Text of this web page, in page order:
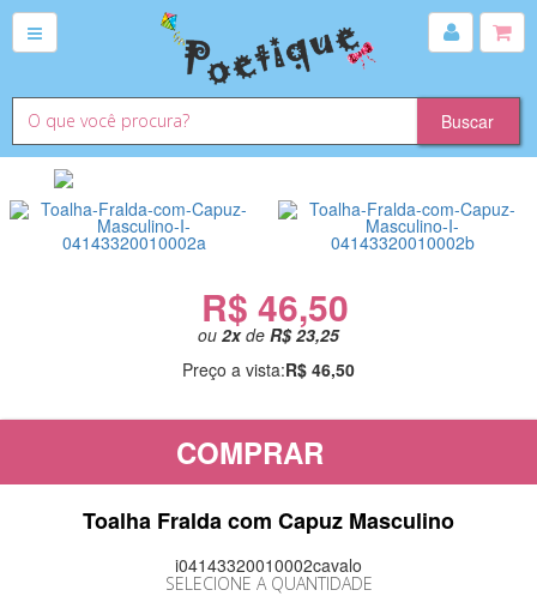
R$ 46,50
ou 2xde R$ 23,25
Preço a vista:R$ 46,50
COMPRAR
Toalha Fralda com Capuz Masculino
i04143320010002cavalo
SELECIONE A QUANTIDADE